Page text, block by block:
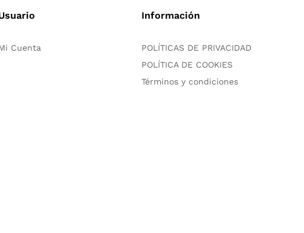
Cuenta
Información
POLÍTICAS DE PRIVACIDAD
POLÍTICA DE COOKIES
Términos y condiciones